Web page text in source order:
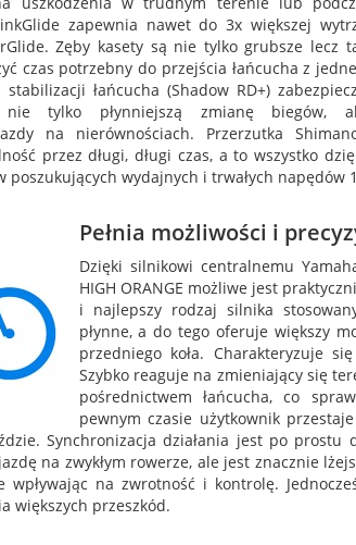
zapewnia nawet do 3x większej
Zęby kasety są nie tylko grubsze lecz
czas potrzebny do przejścia łańcucha z
łańcucha (Shadow RD+)
nie tylko płynniejszą zmianę biegów,
na nierównościach. Przerzutka
przez długi, długi czas, a to wszystko
poszukujących wydajnych i trwałych napędów
Pełnia możliwości i
Dzięki silnikowi centralnemu
HIGH ORANGE możliwe jest
i najlepszy rodzaj silnika
płynne, a do tego oferuje większy
przedniego koła. Charakteryzuje
Szybko reaguje na zmieniający się
pośrednictwem łańcucha, co
pewnym czasie użytkownik
Synchronizacja działania jest po prostu
na zwykłym rowerze, ale jest znacznie
wpływając na zwrotność i kontrolę.
większych przeszkód.